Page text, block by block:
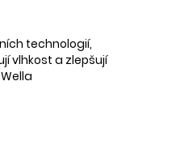
technologií,
vlhkost a zlepšují